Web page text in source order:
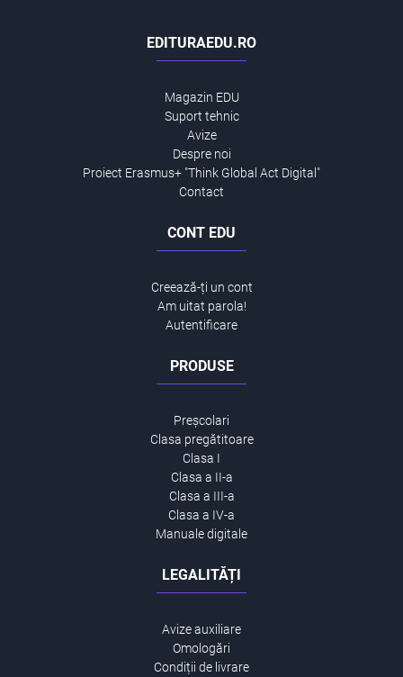
EDITURAEDU.RO
Magazin EDU
Suport tehnic
Avize
Despre noi
Proiect Erasmus+ "Think Global Act Digital"
Contact
CONT EDU
Creează-ți un cont
Am uitat parola!
Autentificare
PRODUSE
Preșcolari
Clasa pregătitoare
Clasa I
Clasa a II-a
Clasa a III-a
Clasa a IV-a
Manuale digitale
LEGALITĂȚI
Avize auxiliare
Omologări
Condiții de livrare